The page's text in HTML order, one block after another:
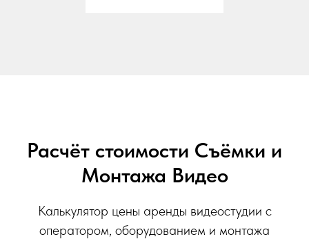
Расчёт стоимости Съёмки и
Монтажа Видео
Калькулятор цены аренды видеостудии с
оператором, оборудованием и монтажа